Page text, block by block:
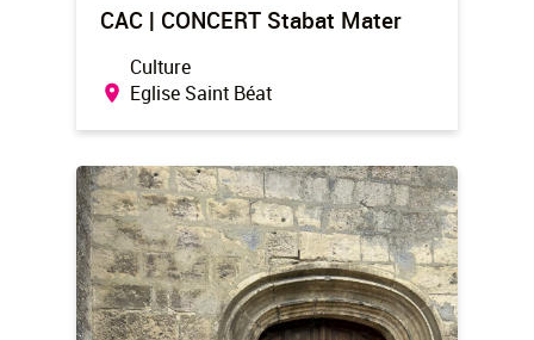
CAC | CONCERT Stabat Mater
Culture
Eglise Saint Béat